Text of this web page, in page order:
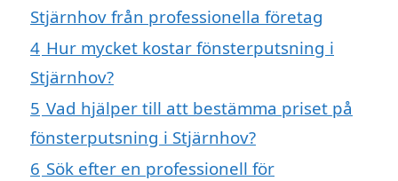
Stjärnhov från professionella företag
4 Hur mycket kostar fönsterputsning i
Stjärnhov?
5 Vad hjälper till att bestämma priset på
fönsterputsning i Stjärnhov?
6 Sök efter en professionell för